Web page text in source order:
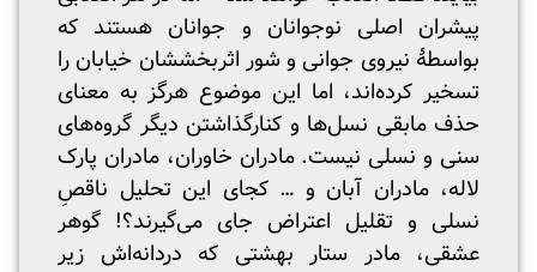
پیشران اصلی نوجوانان و جوانان هستند که
بواسطۀ نیروی جوانی و شور اثربخششان خیابان را
تسخیر کرده‌اند، اما این موضوع هرگز به معنای
حذف مابقی نسل‌ها و کنارگذاشتن دیگر گروه‌های
سنی و نسلی نیست. مادران خاوران، مادران پارک
لاله، مادران آبان و … کجای این تحلیل ناقصِ
نسلی و تقلیل اعتراض جای می‌گیرند؟! گوهر
عشقی، مادر ستار بهشتی که دردانه‌اش زیر